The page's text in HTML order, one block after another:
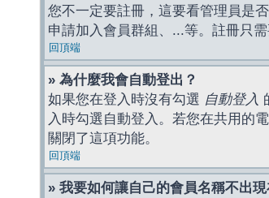
您不一定要註冊，這要看管理員是
申請加入會員群組、...等。註冊只
回頂端
» 為什麼我會自動登出？
如果您在登入時沒有勾選 自動登入
入時勾選自動登入。若您在共用的
關閉了這項功能。
回頂端
» 我要如何讓自己的會員名稱不出